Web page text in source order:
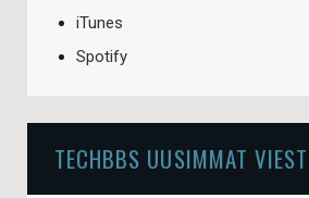
iTunes
Spotify
TECHBBS UUSIMMAT